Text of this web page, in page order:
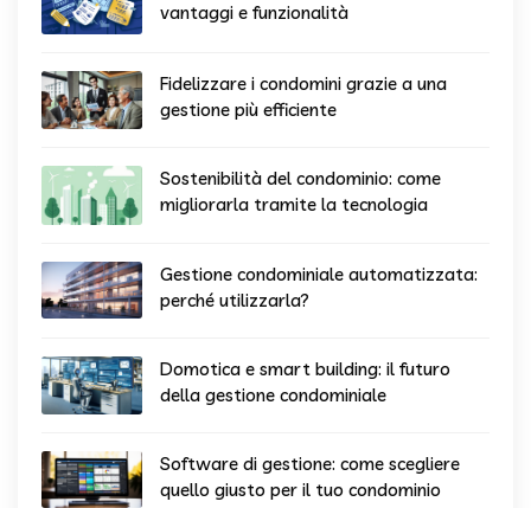
vantaggi e funzionalità
Fidelizzare i condomini grazie a una
gestione più efficiente
Sostenibilità del condominio: come
migliorarla tramite la tecnologia
Gestione condominiale automatizzata:
perché utilizzarla?
Domotica e smart building: il futuro
della gestione condominiale
Software di gestione: come scegliere
quello giusto per il tuo condominio